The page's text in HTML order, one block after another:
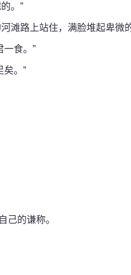
。”
路上站住，满脸堆起卑微
食。”
。”
的谦称。